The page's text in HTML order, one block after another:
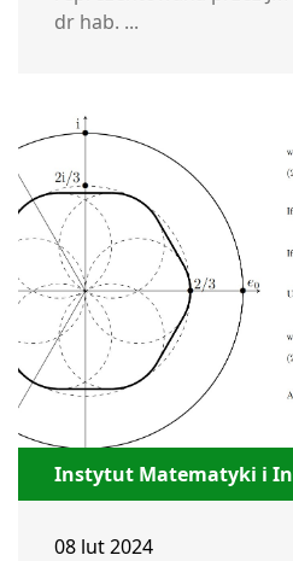
dr hab. ...
Instytut Matematyki i
08 lut 2024